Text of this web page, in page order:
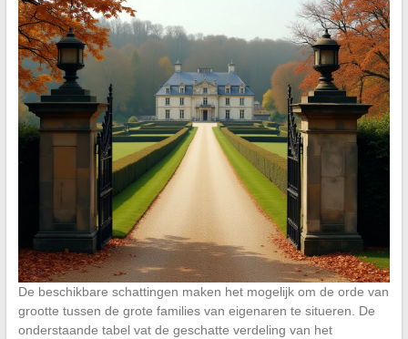
De beschikbare schattingen maken het mogelijk om de orde van
grootte tussen de grote families van eigenaren te situeren. De
onderstaande tabel vat de geschatte verdeling van het